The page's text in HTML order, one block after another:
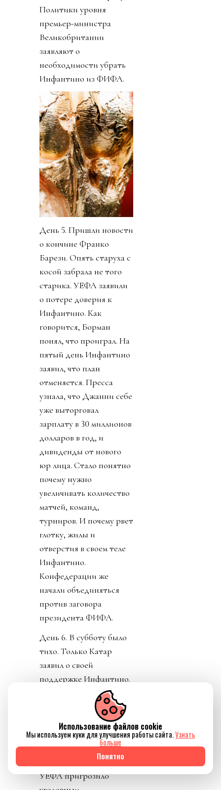
Политики уровня
премьер-министра
Великобритании
заявляют о
необходимости убрать
Инфантино из ФИФА.
День 5. Пришли новости
о кончине Франко
Барези. Опять старуха с
косой забрала не того
старика. УЕФА заявили
о потере доверия к
Инфантино. Как
говорится, Борман
понял, что проиграл. На
пятый день Инфантино
заявил, что план
отменяется. Пресса
узнала, что Джанни себе
уже выторговал
зарплату в 30 миллионов
долларов в год, и
дивиденды от нового
юр лица. Стало понятно
почему нужно
увеличивать количество
матчей, команд,
турниров. И почему рвет
глотку, жилы и
отверстия в своем теле
Инфантино.
Конфедерации же
начали объединяться
против заговора
президента ФИФА.
День 6. В субботу было
тихо. Только Катар
заявил о своей
поддержке Инфантино.
Напомню, шеф ФИФА и
чемпионат у них провел,
и на их джете летал по
всему свету, и лично
регулярно летал делать
«ку» правителям Катара.
УЕФА пригрозило
Использование файлов cookie
Мы используем куки для улучшения работы сайта.Узнать
больше
Понятно